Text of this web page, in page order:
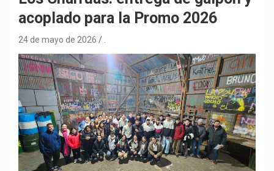
acoplado para la Promo 2026
24 de mayo de 2026